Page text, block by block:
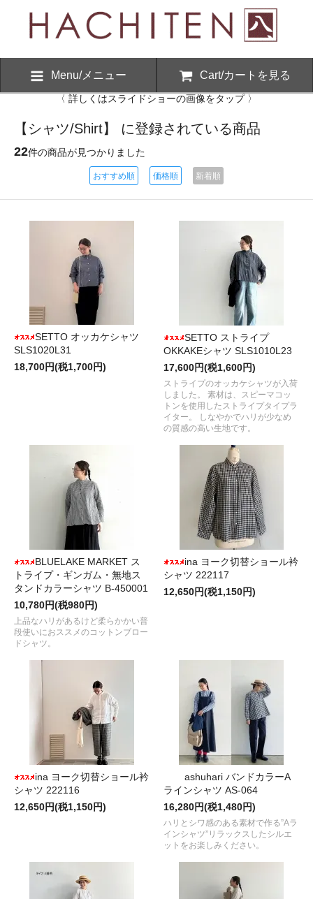
Menu/メニュー Cart/カートを見る
〈 詳しくはスライドショーの画像をタップ 〉
【シャツ/Shirt】 に登録されている商品
22件の商品が見つかりました
おすすめ順 価格順 新着順
SETTO オッカケシャツ
SLS1020L31
18,700円(税1,700円)
SETTO ストライプ
OKKAKEシャツ SLS1010L23
17,600円(税1,600円)
ストライプのオッカケシャツが入荷
しました。 素材は、スピーマコッ
トンを使用したストライプタイプラ
イター。 しなやかでハリが少なめ
の質感の高い生地です。
BLUELAKE MARKET ス
トライプ・ギンガム・無地ス
タンドカラーシャツ B-450001
10,780円(税980円)
上品なハリがあるけど柔らかかい普
段使いにおススメのコットンブロー
ドシャツ。
ina ヨーク切替ショール衿
シャツ 222117
12,650円(税1,150円)
ina ヨーク切替ショール衿
シャツ 222116
12,650円(税1,150円)
ashuhari バンドカラーA
ラインシャツ AS-064
16,280円(税1,480円)
ハリとシワ感のある素材で作る”Aラ
インシャツ”リラックスしたシルエ
ットをお楽しみください。